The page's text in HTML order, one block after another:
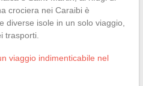
crociera nei Caraibi è
diverse isole in un solo viaggio,
trasporti.
viaggio indimenticabile nel